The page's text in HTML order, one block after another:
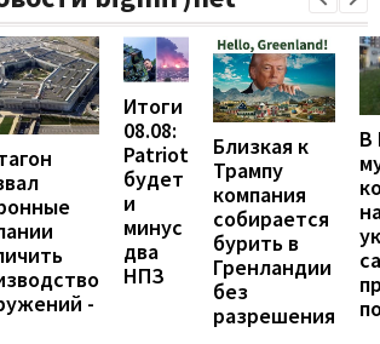
-
Итоги
08.08:
Patriot
будет
и
минус
два
НПЗ
Близкая к
Трампу
компания
собирается
бурить в
Гренландии
без
разрешения
В